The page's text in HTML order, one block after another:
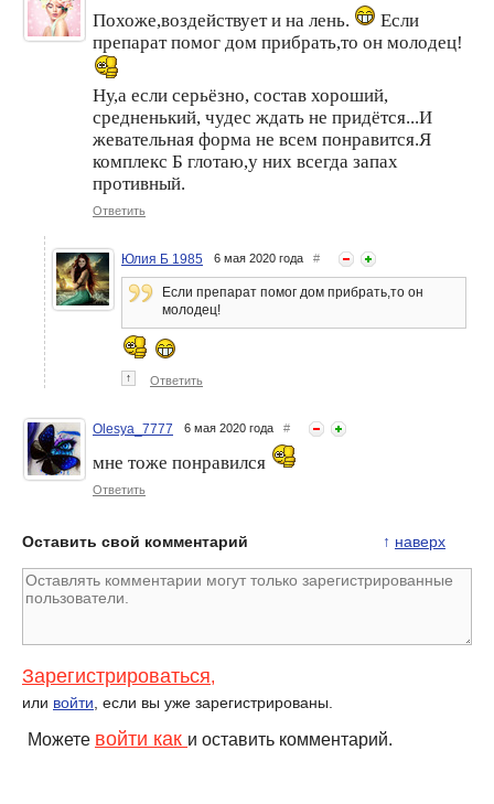
Как зарядится энергией на
целый день
Красивые волосы с
Похоже,воздействует и на лень.
Если
препарат помог дом прибрать,то он молодец!
Ну,а если серьёзно, состав хороший,
средненький, чудес ждать не придётся...И
жевательная форма не всем понравится.Я
комплекс Б глотаю,у них всегда запах
противный.
Ответить
Юлия Б 1985 6 мая 2020 года #
Если препарат помог дом прибрать,то он
молодец!
↑ Ответить
Olesya_7777 6 мая 2020 года #
мне тоже понравился
Ответить
↑ наверх
Оставить свой комментарий
Зарегистрироваться,
или войти , если вы уже зарегистрированы.
Можете войти как и оставить комментарий.